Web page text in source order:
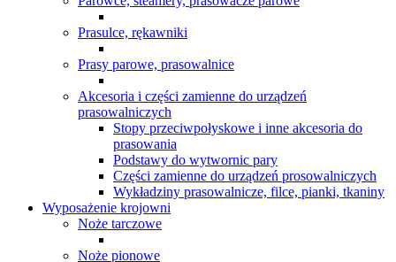
Prasulce, rękawniki
Prasy parowe, prasowalnice
Akcesoria i części zamienne do urządzeń
prasowalniczych
Stopy przeciwpołyskowe i inne akcesoria do
prasowania
Podstawy do wytwornic pary
Części zamienne do urządzeń prosowalniczych
Wykładziny prasowalnicze, filce, pianki, tkaniny
Wyposażenie krojowni
Noże tarczowe
Noże pionowe